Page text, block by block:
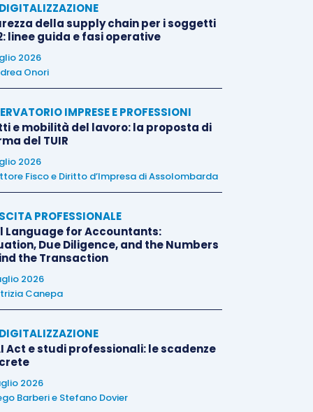
della supply chain per i soggetti
linee guida e fasi operative
2026
Onori
IMPRESE E PROFESSIONI
e mobilità del lavoro: la proposta di
del TUIR
2026
Fisco e Diritto d’Impresa di Assolombarda
PROFESSIONALE
Language for Accountants:
Due Diligence, and the Numbers
the Transaction
2026
Canepa
Act e studi professionali: le scadenze
2026
Barberie Stefano Dovier